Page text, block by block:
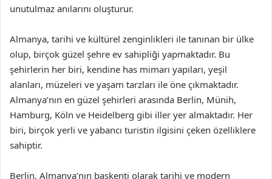
unutulmaz anılarını oluşturur.
Almanya, tarihi ve kültürel zenginlikleri ile tanınan bir ülke
olup, birçok güzel şehre ev sahipliği yapmaktadır. Bu
şehirlerin her biri, kendine has mimarı yapıları, yeşil
alanları, müzeleri ve yaşam tarzları ile öne çıkmaktadır.
Almanya’nın en güzel şehirleri arasında Berlin, Münih,
Hamburg, Köln ve Heidelberg gibi iller yer almaktadır. Her
biri, birçok yerli ve yabancı turistin ilgisini çeken özelliklere
sahiptir.
Berlin, Almanya’nın başkenti olarak tarihi ve modern